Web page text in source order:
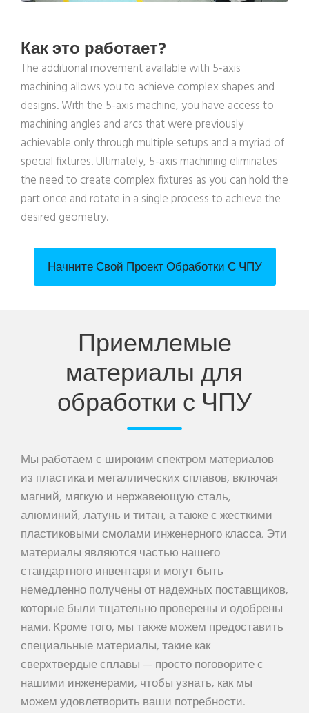
Как это работает?
The additional movement available with 5-axis
machining allows you to achieve complex shapes and
designs. With the 5-axis machine, you have access to
machining angles and arcs that were previously
achievable only through multiple setups and a myriad of
special fixtures. Ultimately, 5-axis machining eliminates
the need to create complex fixtures as you can hold the
part once and rotate in a single process to achieve the
desired geometry.
Начните Свой Проект Обработки С ЧПУ
Приемлемые
материалы для
обработки с ЧПУ
Мы работаем с широким спектром материалов
из пластика и металлических сплавов, включая
магний, мягкую и нержавеющую сталь,
алюминий, латунь и титан, а также с жесткими
пластиковыми смолами инженерного класса. Эти
материалы являются частью нашего
стандартного инвентаря и могут быть
немедленно получены от надежных поставщиков,
которые были тщательно проверены и одобрены
нами. Кроме того, мы также можем предоставить
специальные материалы, такие как
сверхтвердые сплавы — просто поговорите с
нашими инженерами, чтобы узнать, как мы
можем удовлетворить ваши потребности.